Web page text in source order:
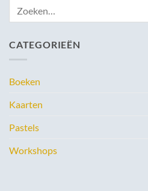
CATEGORIEËN
Boeken
Kaarten
Pastels
Workshops